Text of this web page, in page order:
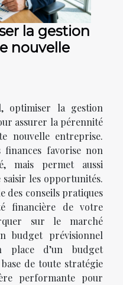
la gestion
nouvelle
optimiser la gestion
assurer la pérennité
nouvelle entreprise.
favorise non
mais permet aussi
saisir les opportunités.
des conseils pratiques
financière de votre
sur le marché
budget prévisionnel
place d’un budget
de toute stratégie
performante pour